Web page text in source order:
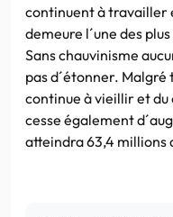
continuent à travailler
demeure l´une des
Sans chauvinisme
pas d´étonner.
continue à vieillir et du
cesse également
atteindra 63,4 millions